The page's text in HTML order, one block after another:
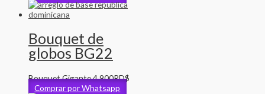
Bouquet de
globos BG22
Bouquet Gigante4,900RD$
Comprar por Whatsapp